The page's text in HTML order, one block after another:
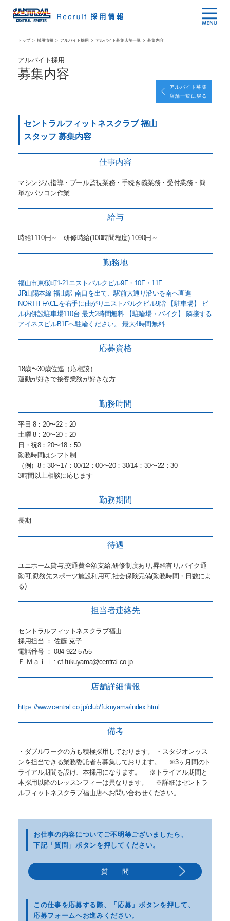
トップ > 採用情報 > アルバイト採用 > アルバイト募集店舗一覧 > 募集内容
アルバイト採用
募集内容
アルバイト募集
店舗一覧に戻る
セントラルフィットネスクラブ 福山
スタッフ 募集内容
仕事内容
マシンジム指導・プール監視業務・手続き義業務・受付業務・簡
単なパソコン作業
給与
時給1110円～ 研修時給(100時間程度) 1090円～
勤務地
福山市東桜町1-21エストパルクビル9F・10F・11F
JR山陽本線 福山駅 南口を出て、駅前大通り沿いを南へ直進
NORTH FACEを右手に曲がりエストパルクビル9階 【駐車場】 ビ
ル内併設駐車場110台 最大2時間無料 【駐輪場・バイク】 隣接する
アイネスビルB1Fへ駐輪ください。 最大4時間無料
応募資格
18歳〜30歳位迄（応相談）
運動が好きで接客業務が好きな方
勤務時間
平日 8：20〜22：20
土曜 8：20〜20：20
日・祝8：20〜18：50
勤務時間はシフト制
（例）8：30〜17：00/12：00〜20：30/14：30〜22：30
3時間以上相談に応じます
勤務期間
長期
待遇
ユニホーム貸与,交通費全額支給,研修制度あり,昇給有り,バイク通
勤可,勤務先スポーツ施設利用可,社会保険完備(勤務時間・日数によ
る)
担当者連絡先
セントラルフィットネスクラブ福山
採用担当 ： 佐藤 克子
電話番号 ： 084-922-5755
Ｅ-Ｍａｉｌ : cf-fukuyama@central.co.jp
店舗詳細情報
https://www.central.co.jp/club/fukuyama/index.html
備考
・ダブルワークの方も積極採用しております。 ・スタジオレッス
ンを担当できる業務委託者も募集しております。 ※3ヶ月間のト
ライアル期間を設け、本採用になります。 ※トライアル期間と
本採用以降のレッスンフィーは異なります。 ※詳細はセントラ
ルフィットネスクラブ福山店へお問い合わせください。
お仕事の内容についてご不明等ございましたら、
下記「質問」ボタンを押してください。
この仕事を応募する際、
「応募」ボタンを押して、
応募フォームへお進みください。
質 問